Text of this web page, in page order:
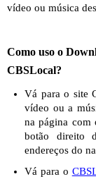
vídeo ou música
Como uso o
CBSLocal?
Vá para o site
vídeo ou a
na página com
botão direito
endereços do
Vá para o